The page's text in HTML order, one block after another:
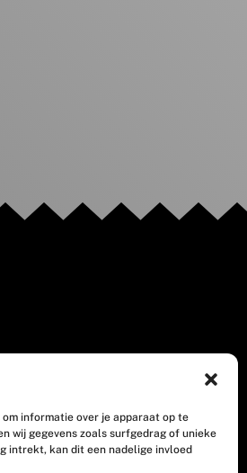
informatie over je apparaat op te
wij gegevens zoals surfgedrag of unieke
intrekt, kan dit een nadelige invloed